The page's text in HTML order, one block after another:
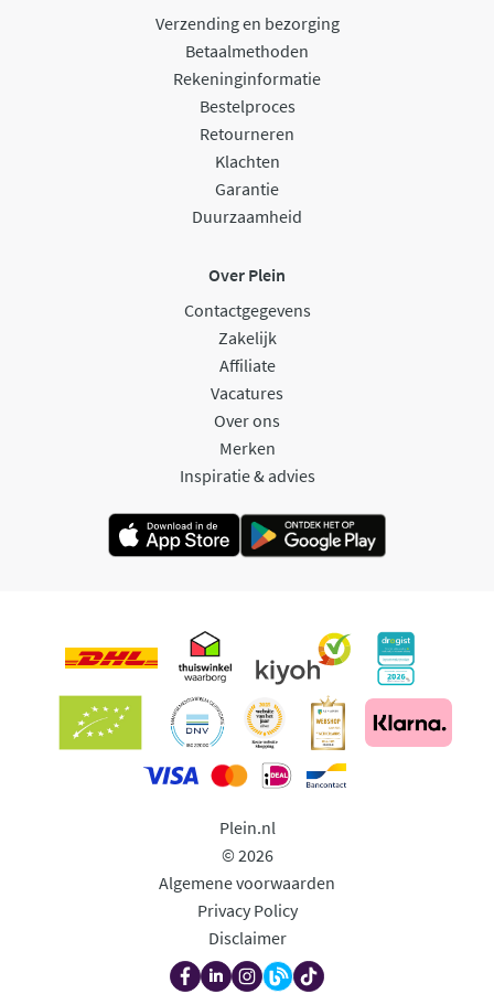
Verzending en bezorging
Betaalmethoden
Rekeninginformatie
Bestelproces
Retourneren
Klachten
Garantie
Duurzaamheid
Over Plein
Contactgegevens
Zakelijk
Affiliate
Vacatures
Over ons
Merken
Inspiratie & advies
Plein.nl
© 2026
Algemene voorwaarden
Privacy Policy
Disclaimer